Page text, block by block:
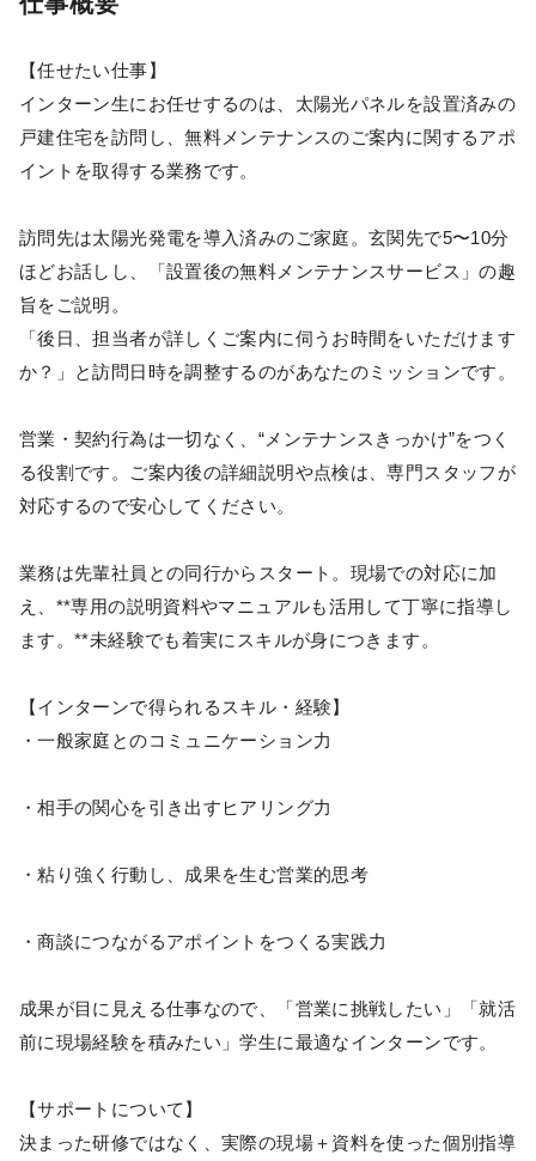
【任せたい仕事】
インターン生にお任せするのは、太陽光パネルを設置済みの
戸建住宅を訪問し、無料メンテナンスのご案内に関するアポ
イントを取得する業務です。
訪問先は太陽光発電を導入済みのご家庭。玄関先で5〜10分
ほどお話しし、「設置後の無料メンテナンスサービス」の趣
旨をご説明。
「後日、担当者が詳しくご案内に伺うお時間をいただけます
か？」と訪問日時を調整するのがあなたのミッションです。
営業・契約行為は一切なく、“メンテナンスきっかけ”をつく
る役割です。ご案内後の詳細説明や点検は、専門スタッフが
対応するので安心してください。
業務は先輩社員との同行からスタート。現場での対応に加
え、**専用の説明資料やマニュアルも活用して丁寧に指導し
ます。**未経験でも着実にスキルが身につきます。
【インターンで得られるスキル・経験】
・一般家庭とのコミュニケーション力
・相手の関心を引き出すヒアリング力
・粘り強く行動し、成果を生む営業的思考
・商談につながるアポイントをつくる実践力
成果が目に見える仕事なので、「営業に挑戦したい」「就活
前に現場経験を積みたい」学生に最適なインターンです。
【サポートについて】
決まった研修ではなく、実際の現場＋資料を使った個別指導